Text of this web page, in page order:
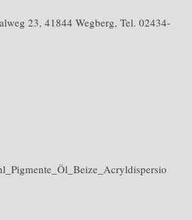
23, 41844 Wegberg, Tel. 02434-